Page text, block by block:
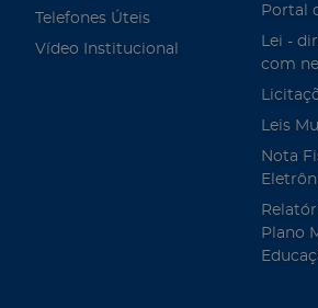
Telefones Úteis
Vídeo Institucional
Portal
Lei -
com
Leis
Nota
Plano